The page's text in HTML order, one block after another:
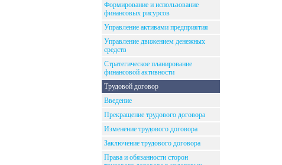
Формирование и использование
финансовых рисурсов
Управление активами предприятия
Управление движением денежных
средств
Стратегическое планирование
финансовой активности
Трудовой договор
Введение
Прекращение трудового договора
Изменение трудового договора
Заключение трудового договора
Права и обязанности сторон